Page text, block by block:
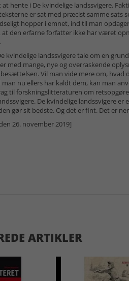
at hente i De kvindelige landssvigere.
er sat med præcist samme sats
hopper i emnet, ind til man
at den erfarne forfatter ikke har været
kvindelige landssvigere tale om en
med mange, nye og overraskende
Vil man vide mere om, hvad
nu ellers har kaldt dem, kan man
til forskningslitteraturen om
De kvindelige landssvigere
gør sit bedste. Og det er fint. Det er
26. november 2019]
ARTIKLER